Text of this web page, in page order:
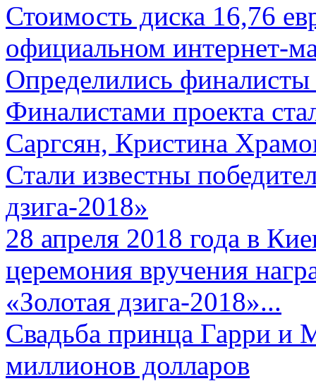
Стоимость диска 16,76
официальном интернет-
Определились
Финалистами проекта
Саргсян, Кристина
Стали известны
дзига-2018»
28 апреля 2018 года в
церемония вручения
«Золотая дзига-2018»...
Свадьба принца Гарри и
миллионов долларов